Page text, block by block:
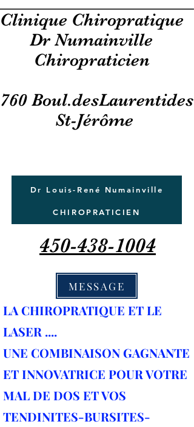
Clinique Chiropratique
Dr Numainville
Chiropraticien
760 Boul.desLaurentides
St-Jérôme
Dr Louis-René Numainville
CHIROPRATICIEN
450-438-1004
MESSAGE
LA CHIROPRATIQUE ET LE
LASER ....
UNE COMBINAISON GAGNANTE
ET INNOVATRICE POUR VOTRE
MAL DE DOS ET VOS
TENDINITES-BURSITES-